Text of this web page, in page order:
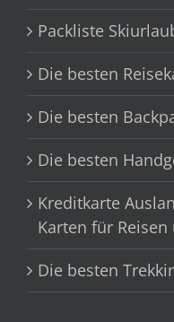
Packliste
Die besten
Die besten
Die besten
Kreditkarte
Karten für
Die besten